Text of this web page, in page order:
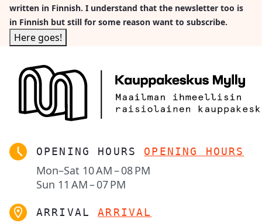
written in Finnish. I understand that the newsletter too is
in Finnish but still for some reason want to subscribe.
OPENING HOURS OPENING HOURS
Mon–Sat 10 AM – 08 PM
Sun 11 AM – 07 PM
ARRIVAL ARRIVAL